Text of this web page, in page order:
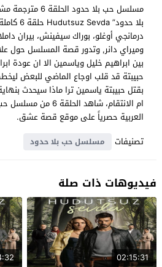
مسلسل حب بلا
درمانجي أوغلو، بوراك سيفينش، بيران
وميراي دانر, وتدور قصة المسلسل حول
بين ابراهيم خليل وياسمين الا ان عودة
حبيبتة قد قلب اوجاع الماضي للبعض
بقتل حبيبتة ياسمين ترا ماذا سيحدث
ام الانتقام، شاهد
العربية حصرياً على موقع قصة عشق.
تصنيفات
مسلسل حب بلا حدود
فيديوهات ذات صلة
02:15:31